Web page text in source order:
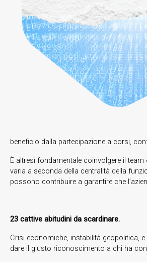
beneficio dalla partecipazione a corsi,
È altresì fondamentale coinvolgere il
varia a seconda della centralità della
possono contribuire a garantire che
23 cattive abitudini da scardinare.
Crisi economiche, instabilità geopolitica,
dare il giusto riconoscimento a chi ha